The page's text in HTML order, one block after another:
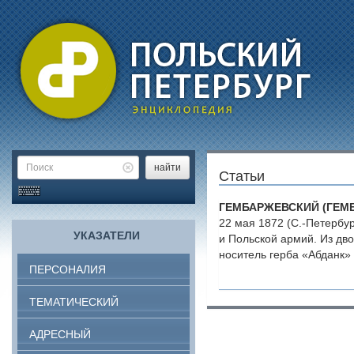
найти
УКАЗАТЕЛИ
ПЕРСОНАЛИЯ
ТЕМАТИЧЕСКИЙ
АДРЕСНЫЙ
Статьи
ГЕМБАРЖЕВСКИЙ
22 мая 1872 (С.-
и Польской армий. Из
носитель герба